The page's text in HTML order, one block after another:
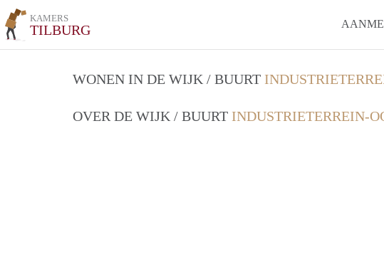
KAMERS
TILBURG
WONEN IN DE WIJK / BUURT
OVER DE WIJK / BUURT INDUSTRIETERREIN-